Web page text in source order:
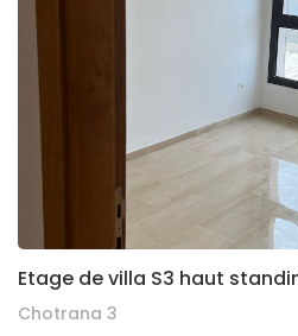
Etage de villa S3 haut
Chotrana 3